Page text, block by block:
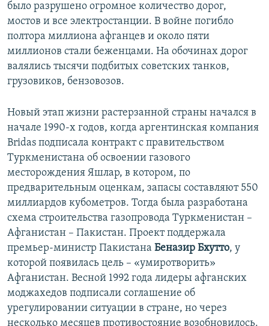
было разрушено огромное количество дорог,
мостов и все электростанции. В войне погибло
полтора миллиона афганцев и около пяти
миллионов стали беженцами. На обочинах дорог
валялись тысячи подбитых советских танков,
грузовиков, бензовозов.
Новый этап жизни растерзанной страны начался в
начале 1990-х годов, когда аргентинская компания
Bridas подписала контракт с правительством
Туркменистана об освоении газового
месторождения Яшлар, в котором, по
предварительным оценкам, запасы составляют 550
миллиардов кубометров. Тогда была разработана
схема строительства газопровода Туркменистан –
Афганистан – Пакистан. Проект поддержала
премьер-министр Пакистана Беназир Бхутто, у
которой появилась цель – «умиротворить»
Афганистан. Весной 1992 года лидеры афганских
моджахедов подписали соглашение об
урегулировании ситуации в стране, но через
несколько месяцев противостояние возобновилось.